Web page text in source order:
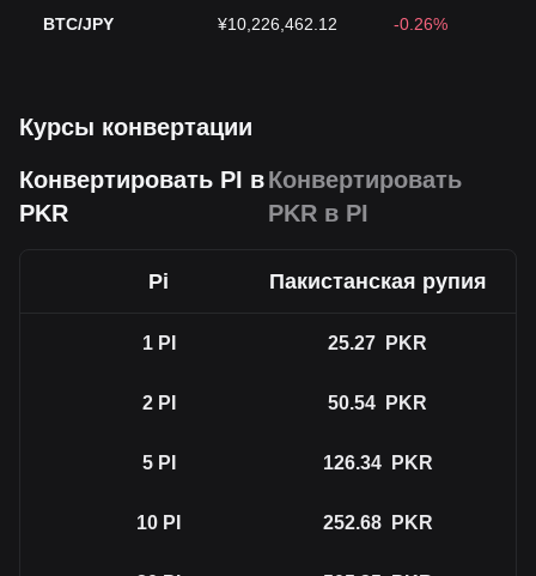
BTC/JPY ¥10,226,462.12 -0.26%
Курсы конвертации
Конвертировать PI в
PKR
Конвертировать
PKR в PI
Pi Пакистанская рупия
1 PI 25.27 PKR
2 PI 50.54 PKR
5 PI 126.34 PKR
10 PI 252.68 PKR